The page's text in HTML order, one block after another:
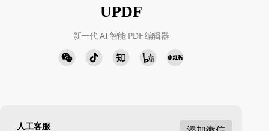
UPDF
新一代 AI 智能 PDF 编辑器
人工客服